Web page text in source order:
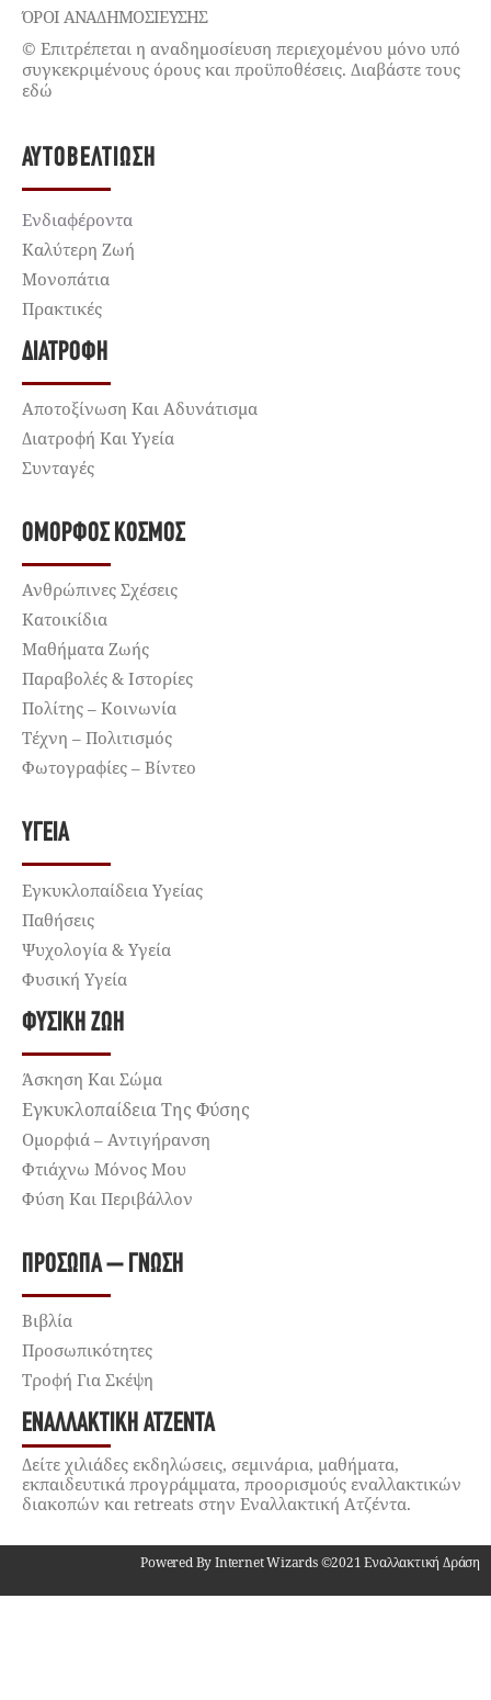
ΌΡΟΙ ΑΝΑΔΗΜΟΣΙΕΥΣΗΣ
© Επιτρέπεται η αναδημοσίευση περιεχομένου μόνο υπό
συγκεκριμένους όρους και προϋποθέσεις. Διαβάστε τους
εδώ
ΑΥΤΟΒΕΛΤΊΩΣΗ
Ενδιαφέροντα
Καλύτερη Ζωή
Μονοπάτια
Πρακτικές
ΔΙΑΤΡΟΦΉ
Αποτοξίνωση Και Αδυνάτισμα
Διατροφή Και Υγεία
Συνταγές
ΌΜΟΡΦΟΣ ΚΌΣΜΟΣ
Ανθρώπινες Σχέσεις
Κατοικίδια
Μαθήματα Ζωής
Παραβολές & Ιστορίες
Πολίτης – Κοινωνία
Τέχνη – Πολιτισμός
Φωτογραφίες – Βίντεο
ΥΓΕΊΑ
Εγκυκλοπαίδεια Υγείας
Παθήσεις
Ψυχολογία & Υγεία
Φυσική Υγεία
ΦΥΣΙΚΉ ΖΩΉ
Άσκηση Και Σώμα
Εγκυκλοπαίδεια Της Φύσης
Ομορφιά – Αντιγήρανση
Φτιάχνω Μόνος Μου
Φύση Και Περιβάλλον
ΠΡΌΣΩΠΑ – ΓΝΏΣΗ
Βιβλία
Προσωπικότητες
Τροφή Για Σκέψη
ΕΝΑΛΛΑΚΤΙΚΉ ΑΤΖΈΝΤΑ
Δείτε χιλιάδες εκδηλώσεις, σεμινάρια, μαθήματα,
εκπαιδευτικά προγράμματα, προορισμούς εναλλακτικών
διακοπών και retreats στην Εναλλακτική Ατζέντα.
Powered By Internet Wizards ©2021 Εναλλακτική Δράση